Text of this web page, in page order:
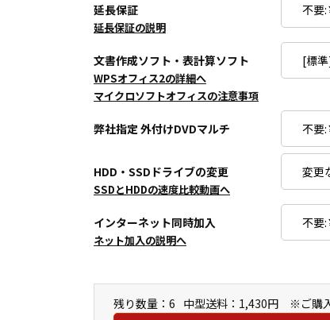
延長保証
延長保証の説明
文書作成ソフト・表計算ソフト
WPSオフィス2の詳細へ
マイクロソフトオフィスの注意事項
弊社指定 外付けDVDマルチ
HDD・SSDドライブの変更
SSDとHDDの速度比較動画へ
インターネット同時加入
ネット加入の説明へ
残り数量：6 中型送料：1,430円 ※ご購